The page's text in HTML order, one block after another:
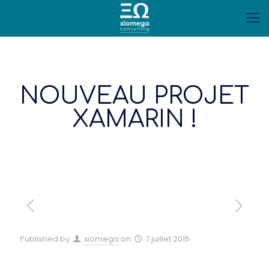
NOUVEAU PROJET
XAMARIN !
Published by xiomega on 7 juillet 2015